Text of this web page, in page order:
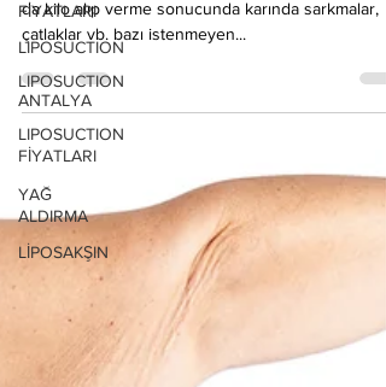
FİYATLARI
LIPOSUCTION
LIPOSUCTION
ANTALYA
LIPOSUCTION
FİYATLARI
YAĞ
ALDIRMA
LİPOSAKŞIN
Hamilelik esnasında karında ani büyümeye bağlı
da kilo alıp verme sonucunda karında sarkmalar,
çatlaklar vb. bazı istenmeyen...